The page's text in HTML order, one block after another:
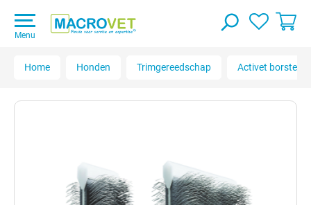
Menu
Home Honden Trimgereedschap Activet borstels